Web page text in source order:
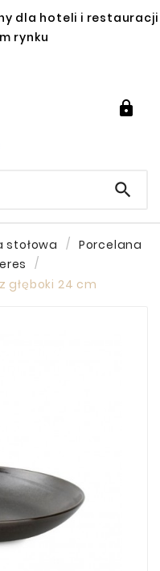
dla hoteli i restauracji
rynku


stołowa
Porcelana
głęboki 24 cm